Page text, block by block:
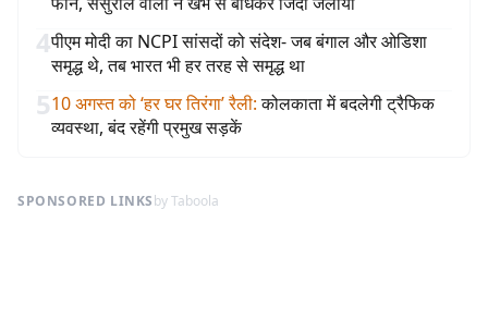
4पीएम मोदी का NCPI सांसदों को संदेश- जब बंगाल और ओडिशा
समृद्ध थे, तब भारत भी हर तरह से समृद्ध था
510 अगस्त को ‘हर घर तिरंगा’ रैली: कोलकाता में बदलेगी ट्रैफिक
व्यवस्था, बंद रहेंगी प्रमुख सड़कें
SPONSORED LINKSby Taboola